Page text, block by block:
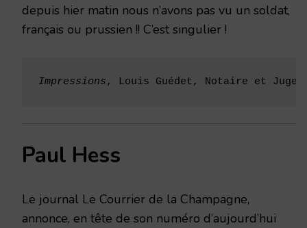
depuis hier matin nous n’avons pas vu un soldat,
français ou prussien !! C’est singulier !
Impressions, Louis Guédet, Notaire et
Paul Hess
Le journal Le Courrier de la Champagne,
annonce, en tête de son numéro d’aujourd’hui